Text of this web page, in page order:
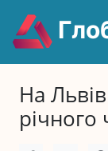
На
річного